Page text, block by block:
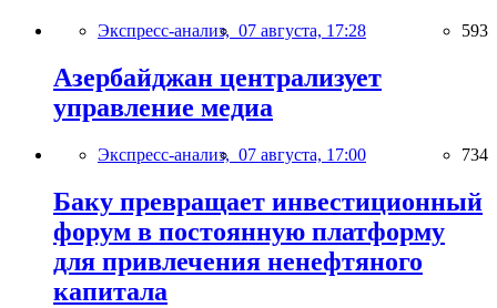
Экспресс-анализ, 07 августа, 17:28 593
Азербайджан централизует
управление медиа
Экспресс-анализ, 07 августа, 17:00 734
Баку превращает инвестиционный
форум в постоянную платформу
для привлечения ненефтяного
капитала